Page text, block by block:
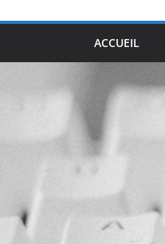
ACCUEIL